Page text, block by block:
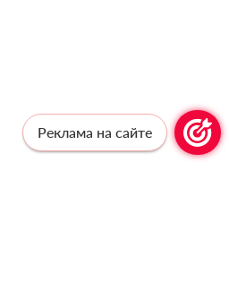
Реклама на сайте